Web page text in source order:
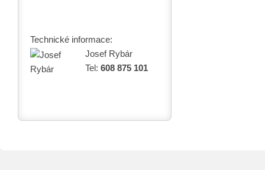
Technické informace:
Josef Rybár
Tel: 608 875 101